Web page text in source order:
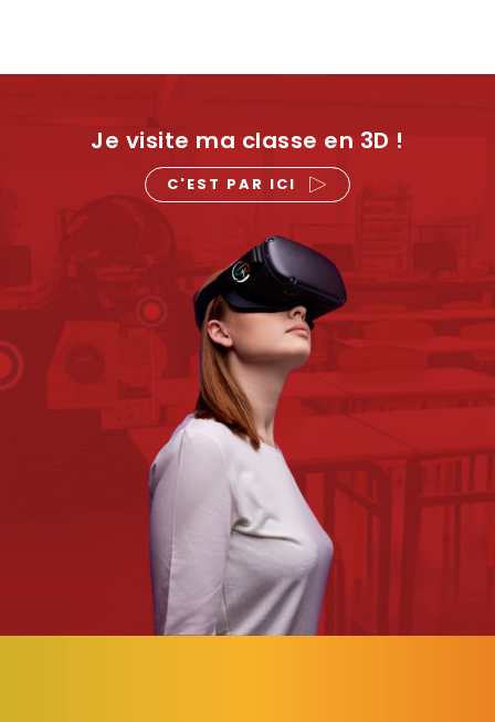
Je visite ma classe en 3D !
C'EST PAR ICI